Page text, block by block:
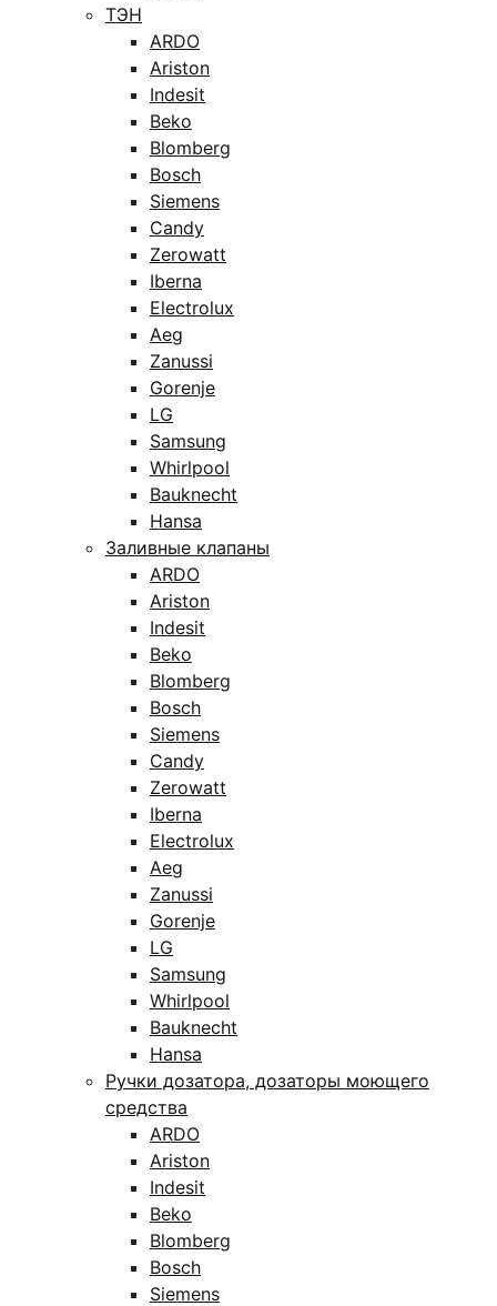
ТЭН
ARDO
Ariston
Indesit
Beko
Blomberg
Bosch
Siemens
Candy
Zerowatt
Iberna
Electrolux
Aeg
Zanussi
Gorenje
LG
Samsung
Whirlpool
Bauknecht
Hansa
Заливные клапаны
ARDO
Ariston
Indesit
Beko
Blomberg
Bosch
Siemens
Candy
Zerowatt
Iberna
Electrolux
Aeg
Zanussi
Gorenje
LG
Samsung
Whirlpool
Bauknecht
Hansa
Ручки дозатора, дозаторы моющего
средства
ARDO
Ariston
Indesit
Beko
Blomberg
Bosch
Siemens